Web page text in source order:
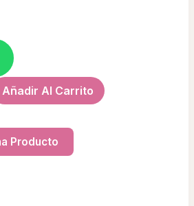
Añadir Al Carrito
Producto